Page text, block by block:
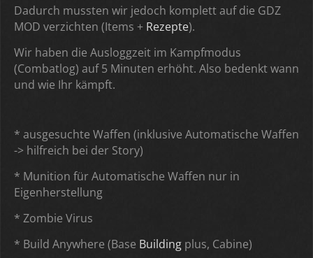
Dadurch mussten wir jedoch komplett auf die GDZ
MOD verzichten (Items + Rezepte).
Wir haben die Ausloggzeit im Kampfmodus
(Combatlog) auf 5 Minuten erhöht. Also bedenkt wann
und wie Ihr kämpft.
* ausgesuchte Waffen (inklusive Automatische Waffen
-> hilfreich bei der Story)
* Munition für Automatische Waffen nur in
Eigenherstellung
* Zombie Virus
* Build Anywhere (Base Building plus, Cabine)